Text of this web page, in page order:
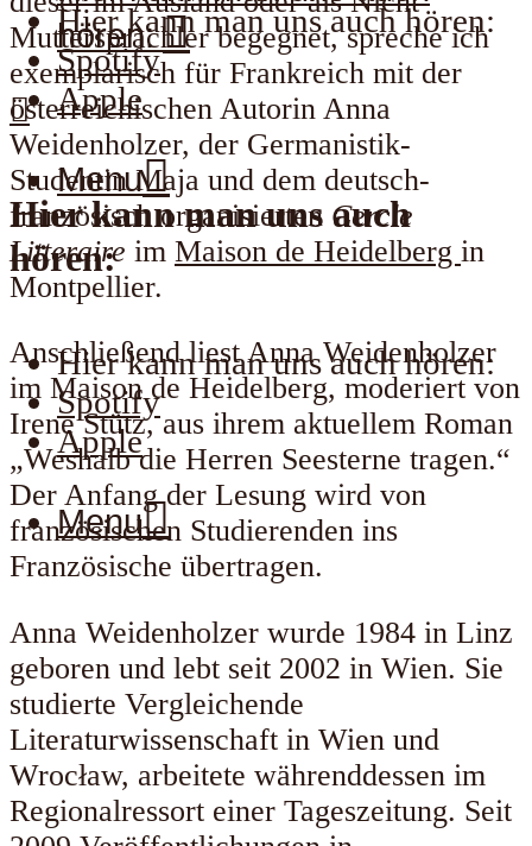
Hier kann man uns auch hören:
Spotify
Apple
Menu
hören:
Hier kann man uns auch
hören:
Hier kann man uns auch hören:
Spotify
Apple
Menu
Muttersprachler begegnet, spreche ich
exemplarisch für Frankreich mit der
österreichischen Autorin Anna
Weidenholzer, der Germanistik-
Studentin Maja und dem deutsch-
französisch organisierten Cercle
Litteraire im Maison de Heidelberg in
Montpellier.
Anschließend liest Anna Weidenholzer
im Maison de Heidelberg, moderiert von
Irene Stütz, aus ihrem aktuellem Roman
„Weshalb die Herren Seesterne tragen.“
Der Anfang der Lesung wird von
französischen Studierenden ins
Französische übertragen.
Anna Weidenholzer wurde 1984 in Linz
geboren und lebt seit 2002 in Wien. Sie
studierte Vergleichende
Literaturwissenschaft in Wien und
Wrocław, arbeitete währenddessen im
Regionalressort einer Tageszeitung. Seit